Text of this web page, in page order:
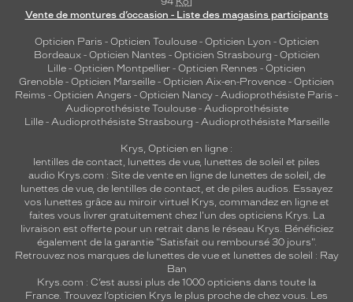
Vente de montures d’occasion - Liste des magasins participants
Opticien Paris - Opticien Toulouse- Opticien Lyon - Opticien
Bordeaux- Opticien Nantes - Opticien Strasbourg - Opticien
Lille - Opticien Montpellier - Opticien Rennes - Opticien
Grenoble - Opticien Marseille - Opticien Aix-en-Provence - Opticien
Reims - Opticien Angers - Opticien Nancy - Audioprothésiste Paris -
Audioprothésiste Toulouse- Audioprothésiste
Lille- Audioprothésiste Strasbourg - Audioprothésiste Marseille
Krys, Opticien en ligne :
lentilles de contact lunettes de vue, lunettes de soleil et piles
audio Krys.com : Site de vente en ligne de lunettes de soleil, de
lunettes de vue, de lentilles de contact , et de piles audios. Essayez
vos lunettes grâce au miroir virtuel Krys, commandez en ligne et
faites vous livrer gratuitement chez l'un des opticiens Krys. La
livraison est offerte pour un retrait dans le réseau Krys. Bénéficiez
également de la garantie "Satisfait ou remboursé 30 jours".
Retrouvez nos marques de lunettes de vue et lunettes de soleil : Ray
Ban
Krys.com : C’est aussi plus de 1000 opticiens dans toute la
France. Trouvez l’opticien Krys le plus proche de chez vous . Les